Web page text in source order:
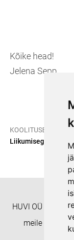
Kõike head!
Jelena Sepp
KOOLITUSED
Liikumisega
HUVI OÜ
meile numbril